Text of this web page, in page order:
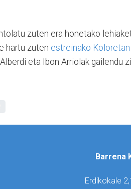
zuten era honetako
hartu zuten estreinako
Alberdi eta Ibon Arriolak gailendu
Barrena
Erdikokale